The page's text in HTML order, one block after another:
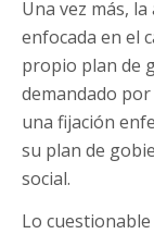
Una vez más,
enfocada en el
propio plan de
demandado
una fijación
su plan de
social.
Lo cuestionable